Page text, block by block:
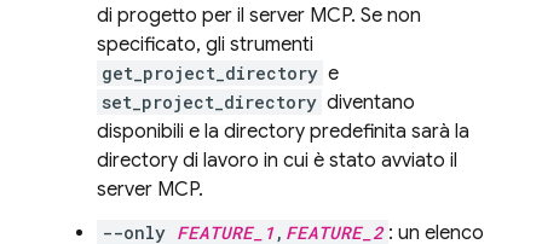
di progetto per il server MCP. Se non
specificato, gli strumenti
get_project_directory e
set_project_directory diventano
disponibili e la directory predefinita sarà la
directory di lavoro in cui è stato avviato il
server MCP.
--only FEATURE_1 , FEATURE_2 : un elenco